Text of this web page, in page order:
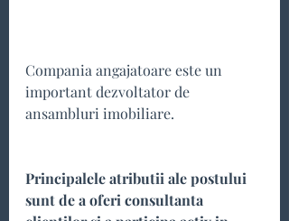
Compania angajatoare este un
important dezvoltator de
ansambluri imobiliare.
Principalele atributii ale postului
sunt de a oferi consultanta